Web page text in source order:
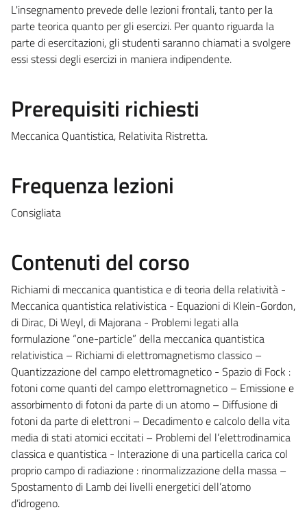
L'insegnamento prevede delle lezioni frontali, tanto per la
parte teorica quanto per gli esercizi. Per quanto riguarda la
parte di esercitazioni, gli studenti saranno chiamati a svolgere
essi stessi degli esercizi in maniera indipendente.
Prerequisiti richiesti
Meccanica Quantistica, Relativita Ristretta.
Frequenza lezioni
Consigliata
Contenuti del corso
Richiami di meccanica quantistica e di teoria della relatività -
Meccanica quantistica relativistica - Equazioni di Klein-Gordon,
di Dirac, Di Weyl, di Majorana - Problemi legati alla
formulazione “one-particle” della meccanica quantistica
relativistica – Richiami di elettromagnetismo classico –
Quantizzazione del campo elettromagnetico - Spazio di Fock :
fotoni come quanti del campo elettromagnetico – Emissione e
assorbimento di fotoni da parte di un atomo – Diffusione di
fotoni da parte di elettroni – Decadimento e calcolo della vita
media di stati atomici eccitati – Problemi del l’elettrodinamica
classica e quantistica - Interazione di una particella carica col
proprio campo di radiazione : rinormalizzazione della massa –
Spostamento di Lamb dei livelli energetici dell’atomo
d’idrogeno.